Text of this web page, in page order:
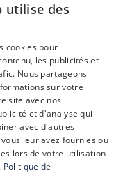
?
& valeurs
utilise des
cookies pour
les publicités et
Nous partageons
sur votre
site avec nos
et d'analyse qui
avec d'autres
leur avez fournies ou
lors de votre utilisation
Politique de